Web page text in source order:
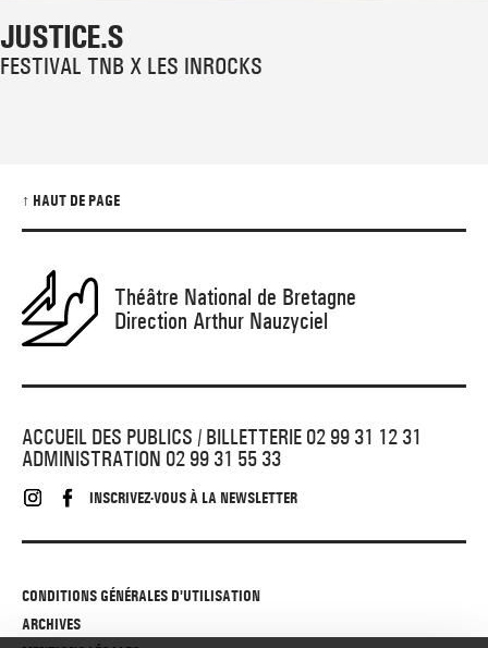
JUSTICE.S
FESTIVAL TNB X LES INROCKS
↑ HAUT DE PAGE
Théâtre National de Bretagne
Direction Arthur Nauzyciel
ACCUEIL DES PUBLICS / BILLETTERIE 02 99 31 12 31
ADMINISTRATION 02 99 31 55 33
INSCRIVEZ-VOUS À LA NEWSLETTER
CONDITIONS GÉNÉRALES D'UTILISATION
ARCHIVES